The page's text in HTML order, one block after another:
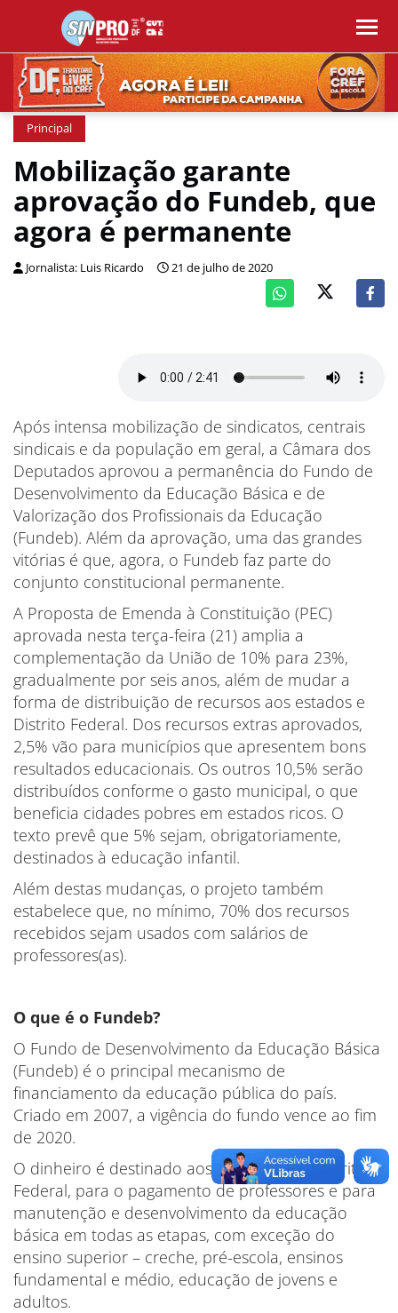
Principal
Mobilização garante
aprovação do Fundeb, que
agora é permanente
Jornalista: Luis Ricardo 21 de julho de 2020
Após intensa mobilização de sindicatos, centrais
sindicais e da população em geral, a Câmara dos
Deputados aprovou a permanência do Fundo de
Desenvolvimento da Educação Básica e de
Valorização dos Profissionais da Educação
(Fundeb). Além da aprovação, uma das grandes
vitórias é que, agora, o Fundeb faz parte do
conjunto constitucional permanente.
A Proposta de Emenda à Constituição (PEC)
aprovada nesta terça-feira (21) amplia a
complementação da União de 10% para 23%,
gradualmente por seis anos, além de mudar a
forma de distribuição de recursos aos estados e
Distrito Federal. Dos recursos extras aprovados,
2,5% vão para municípios que apresentem bons
resultados educacionais. Os outros 10,5% serão
distribuídos conforme o gasto municipal, o que
beneficia cidades pobres em estados ricos. O
texto prevê que 5% sejam, obrigatoriamente,
destinados à educação infantil.
Além destas mudanças, o projeto também
estabelece que, no mínimo, 70% dos recursos
recebidos sejam usados com salários de
professores(as).
O que é o Fundeb?
O Fundo de Desenvolvimento da Educação Básica
(Fundeb) é o principal mecanismo de
financiamento da educação pública do país.
Criado em 2007, a vigência do fundo vence ao fim
de 2020.
O dinheiro é destinado aos 26 estados e Distrito
Federal, para o pagamento de professores e para
manutenção e desenvolvimento da educação
básica em todas as etapas, com exceção do
ensino superior – creche, pré-escola, ensinos
fundamental e médio, educação de jovens e
adultos.